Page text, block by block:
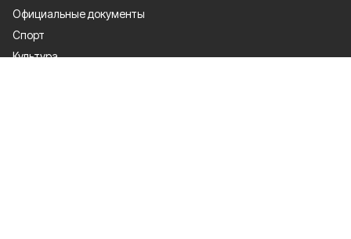
Официальные документы
Спорт
Культура